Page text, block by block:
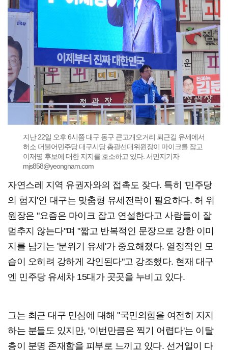
지난 22일 오후 6시쯤 대구 동구 큰고개오거리 퇴근길 유세에서
허소 더불어민주당 대구시당 총괄선대위원장이 마이크를 잡고
이재명 후보에 대한 지지를 호소하고 있다. 서민지기자
mjs858@yeongnam.com
자연스레 지역 유권자와의 접촉도 잦다. 특히 '민주당
의 험지'인 대구는 맞춤형 유세전략이 필요하다. 허 위
원장은 "요즘은 마이크 잡고 연설한다고 사람들이 잘
멈추지 않는다"며 "짧고 반복적인 문장으로 강한 이미
지를 남기는 '분위기 유세'가 중요해졌다. 열정적인 모
습이 오히려 강하게 각인된다"고 강조했다. 현재 대구
엔 민주당 유세차 15대가 곳곳을 누비고 있다.
그는 최근 대구 민심에 대해 "국민의힘을 여전히 지지
하는 분들도 있지만, '이번만큼은 찍기 어렵다'는 이탈
층이 분명 존재함을 피부로 느끼고 있다. 선거일이 다